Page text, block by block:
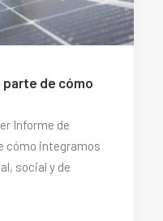
de cómo
Informe de
cómo integramos
social y de